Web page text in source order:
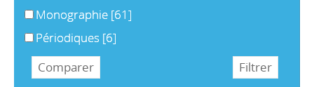
Monographie [61]
Périodiques [6]